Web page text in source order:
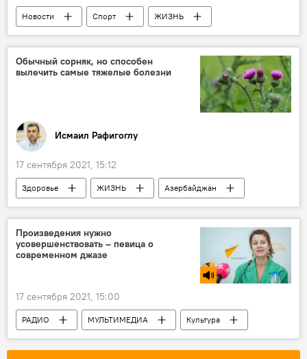
Новости Спорт
ЖИЗНЬ
Азербайджан
Россия
Нариман Аббасов
Эдуард Мамедов
Хабиб Нурмагомедов
Обычный сорняк, но способен
вылечить самые тяжелые болезни
Исмаил Рафигоглу
17 сентября 2021, 15:12
Здоровье ЖИЗНЬ
Азербайджан
Колумнисты
Абшерон
Болезни
Произведения нужно
усовершенствовать – певица о
современном джазе
17 сентября 2021, 15:00
РАДИО МУЛЬТИМЕДИА
Культура
ЖИЗНЬ
Новости